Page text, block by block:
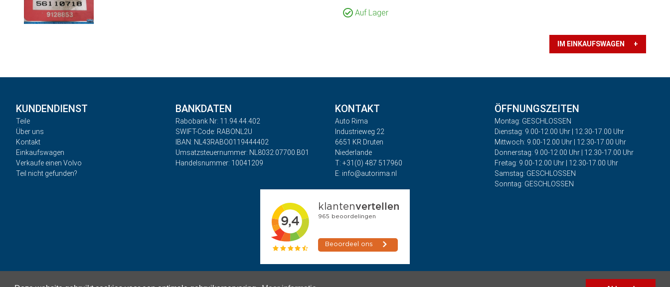
Auf Lager
IM EINKAUFSWAGEN +
KUNDENDIENST
Teile
Über uns
Kontakt
Einkaufswagen
Verkaufe einen Volvo
Teil nicht gefunden?
BANKDATEN
Rabobank Nr: 11.94.44.402
SWIFT-Code: RABONL2U
IBAN: NL43RABO0119444402
Umsatzsteuernummer: NL8032.07700.B01
Handelsnummer: 10041209
KONTAKT
Auto Rima
Industrieweg 22
6651 KR Druten
Niederlande
T: +31(0) 487 517960
E: info@autorima.nl
ÖFFNUNGSZEITEN
Montag: GESCHLOSSEN
Dienstag: 9.00-12.00 Uhr | 12.30-17.00 Uhr
Mittwoch: 9.00-12.00 Uhr | 12.30-17.00 Uhr
Donnerstag: 9.00-12.00 Uhr | 12.30-17.00 Uhr
Freitag: 9.00-12.00 Uhr | 12.30-17.00 Uhr
Samstag: GESCHLOSSEN
Sonntag: GESCHLOSSEN